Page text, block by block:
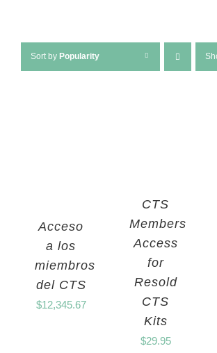
Sort by Popularity
Acceso
a los
miembros
del CTS
$12,345.67
CTS
Members
Access
for
Resold
CTS
Kits
$29.95